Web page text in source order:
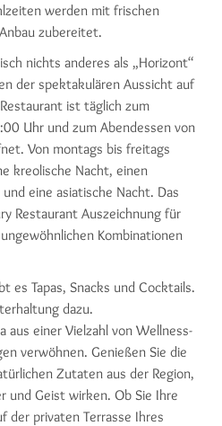
werden mit frischen
zubereitet.
nichts anderes als „Horizont“
der spektakulären Aussicht auf
ist täglich zum
Uhr und zum Abendessen von
Von montags bis freitags
kreolische Nacht, einen
eine asiatische Nacht. Das
Restaurant Auszeichnung für
Kombinationen
es Tapas, Snacks und Cocktails.
dazu.
aus einer Vielzahl von Wellness-
verwöhnen. Genießen Sie die
Zutaten aus der Region,
und Geist wirken. Ob Sie Ihre
der privaten Terrasse Ihres